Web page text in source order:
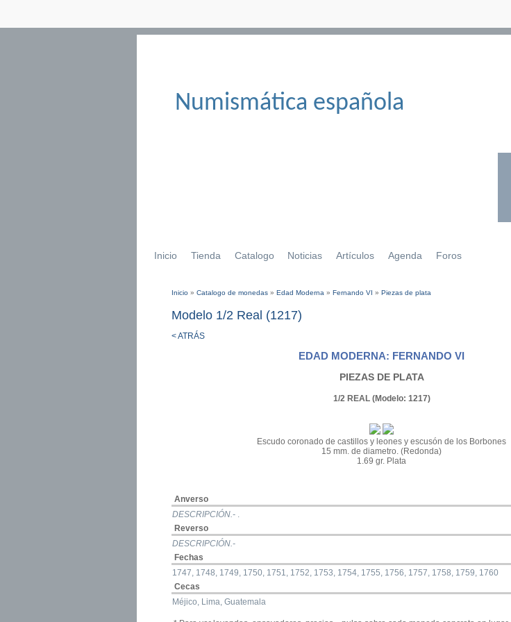
Numismática española
Inicio Tienda Catalogo Noticias Artículos Agenda Foros
Inicio » Catalogo de monedas » Edad Moderna » Fernando VI » Piezas de plata
Modelo 1/2 Real (1217)
< ATRÁS
EDAD MODERNA: FERNANDO VI
PIEZAS DE PLATA
1/2 REAL (Modelo: 1217)
Escudo coronado de castillos y leones y escusón de los Borbones
15 mm. de diametro. (Redonda)
1.69 gr. Plata
Anverso
DESCRIPCIÓN.- .
Reverso
DESCRIPCIÓN.-
Fechas
1747, 1748, 1749, 1750, 1751, 1752, 1753, 1754, 1755, 1756, 1757, 1758, 1759, 1760
Cecas
Méjico, Lima, Guatemala